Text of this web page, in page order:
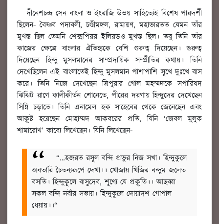
দীনেশচন্দ্র সেন বাংলা ও ইংরাজি উভয় সাহিত্যেই বিশেষ পারদর্শী
ছিলেন- বৈষ্ণব পদাবলী, চণ্ডীমঙ্গল, রামায়ণ, মহাভারতত যেমন তাঁর
মুখস্ত ছিল তেমনি শেক্সপিয়র ইলিয়ডও মুখস্ত ছিল। তবু তিনি তাঁর
কাজের ক্ষেত্রে বাংলার ঐতিহ্যকে বেশি গুরুত্ব দিয়েছেন। গুরুত্ব
দিয়েছেন হিন্দু মুসলমানের সাম্প্রদায়িক সম্প্রীতির কথায়। তিনি
দেখেছিলেন এই বাংলাতেই হিন্দু মুসলমান পাশাপাশি সুখে দুঃখে বাস
করে। তিনি নিজে দেখেছেন ত্রিপুরার গোল মহম্মদকে সপারিষদ
ঝিঝিট রাগে কালীকীর্তন শোনেতে, পীরের দরগায় হিন্দুদের দেখেছেন
সিন্নি চড়াতে। তিনি এনামেল হক সাহেবের থেকে জেনেছেন এবং
আকৃ্ষ্ট হয়েছেন মোহাম্মদ আকবরের প্রতি, যিনি ‘জেবল মুলুক
শামারোখ’ কাব্যে লিখেছেন। যিনি লিখেছেন-
“…হজরত রসুল বন্দি প্রভুর নিজ সখা। হিন্দুকুলে
অবতারি চৈতন্যরূপে দেখা।। খোজায় খিজির বন্দুম জলেত
বসতি। হিন্দুকূলে বাসুদেব, শূণ্যে যে প্রকৃ্তি।। আছব্বা
সকল বন্দি নবীর সভায়। হিন্দুকূলে দোয়াদশ গোপাল
ধেয়ায়।।“